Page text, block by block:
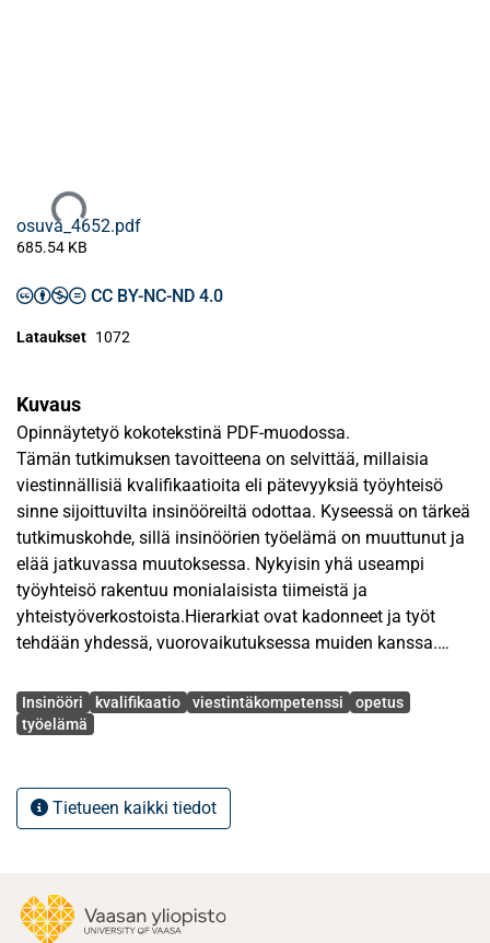
Ladataan...
osuva_4652.pdf
685.54 KB
CC BY-NC-ND 4.0
Lataukset 1072
Kuvaus
Opinnäytetyö kokotekstinä PDF-muodossa.
Tämän tutkimuksen tavoitteena on selvittää, millaisia
viestinnällisiä kvalifikaatioita eli pätevyyksiä työyhteisö
sinne sijoittuvilta insinööreiltä odottaa. Kyseessä on tärkeä
tutkimuskohde, sillä insinöörien työelämä on muuttunut ja
elää jatkuvassa muutoksessa. Nykyisin yhä useampi
työyhteisö rakentuu monialaisista tiimeistä ja
yhteistyöverkostoista.Hierarkiat ovat kadonneet ja työt
tehdään yhdessä, vuorovaikutuksessa muiden kanssa.
eripituisiin projekteihin.
työelämän muutokset vaikuttavat
ammattikorkeakouluinsinööreiltä odotettuun
avulla. Kohderyhmänä ovat työelämän asiantuntijat
kuudesta eri yrityksestä: Wärtsilä, The Switch, Vacon,
Avainsanat
Insinööri kvalifikaatio viestintäkompetenssi
opetus
työelämä
Tietueen kaikki tiedot